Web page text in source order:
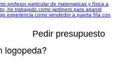
profesor particular de matematicas y física a
he trabajado como jardinero para apanid
experiencia como vendedor a puerta fría con
Pedir presupuesto
logopeda?